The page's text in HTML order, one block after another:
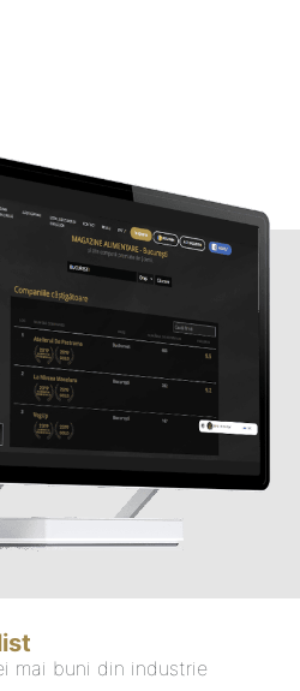
mai buni din industrie